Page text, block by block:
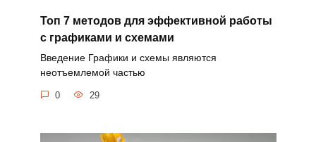
Топ 7 методов для эффективной работы
с графиками и схемами
Введение Графики и схемы являются
неотъемлемой частью
0 29